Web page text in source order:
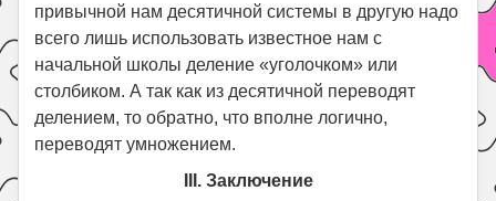
привычной нам десятичной системы в другую надо
всего лишь использовать известное нам с
начальной школы деление «уголочком» или
столбиком. А так как из десятичной переводят
делением, то обратно, что вполне логично,
переводят умножением.
III. Заключение